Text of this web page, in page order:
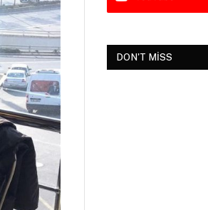
DON'T MISS